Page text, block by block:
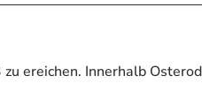
ereichen. Innerhalb